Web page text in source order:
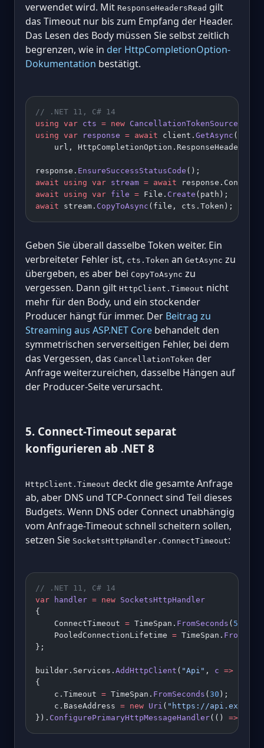
verwendet wird. Mit ResponseHeadersRead gilt
das Timeout nur bis zum Empfang der Header.
Das Lesen des Body müssen Sie selbst zeitlich
begrenzen, wie in der HttpCompletionOption-
Dokumentation bestätigt.
// .NET 11, C# 14
using var cts = new CancellationTokenSource
using var response = await client. GetAsync (
url,
response. EnsureSuccessStatusCode ();
await using var stream = await response.Content.
await using var file = File. Create (path);
await stream. CopyToAsync (file, cts.Token);
Geben Sie überall dasselbe Token weiter. Ein
verbreiteter Fehler ist, cts.Token an GetAsync zu
übergeben, es aber bei CopyToAsync zu
vergessen. Dann gilt HttpClient.Timeout nicht
mehr für den Body, und ein stockender
Producer hängt für immer. Der Beitrag zu
Streaming aus ASP.NET Core behandelt den
symmetrischen serverseitigen Fehler, bei dem
das Vergessen, das CancellationToken der
Anfrage weiterzureichen, dasselbe Hängen auf
der Producer-Seite verursacht.
5. Connect-Timeout separat
konfigurieren ab .NET 8
HttpClient.Timeout deckt die gesamte Anfrage
ab, aber DNS und TCP-Connect sind Teil dieses
Budgets. Wenn DNS oder Connect unabhängig
vom Anfrage-Timeout schnell scheitern sollen,
setzen Sie SocketsHttpHandler.ConnectTimeout:
// .NET 11, C# 14
var handler = new SocketsHttpHandler
{
    ConnectTimeout
= TimeSpan. FromSeconds ( 5
    PooledConnectionLifetime
= TimeSpan.
};
builder.Services. AddHttpClient ( "Api" , c =>
{
    c.Timeout
= TimeSpan. FromSeconds (30 );
    c.BaseAddress
= new Uri ( "https://
}). ConfigurePrimaryHttpMessageHandler(() =>